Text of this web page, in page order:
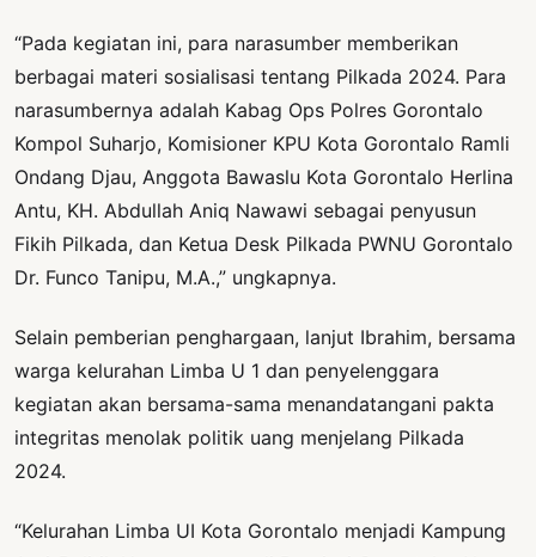
“Pada kegiatan ini, para narasumber memberikan
berbagai materi sosialisasi tentang Pilkada 2024. Para
narasumbernya adalah Kabag Ops Polres Gorontalo
Kompol Suharjo, Komisioner KPU Kota Gorontalo Ramli
Ondang Djau, Anggota Bawaslu Kota Gorontalo Herlina
Antu, KH. Abdullah Aniq Nawawi sebagai penyusun
Fikih Pilkada, dan Ketua Desk Pilkada PWNU Gorontalo
Dr. Funco Tanipu, M.A.,” ungkapnya.
Selain pemberian penghargaan, lanjut Ibrahim, bersama
warga kelurahan Limba U 1 dan penyelenggara
kegiatan akan bersama-sama menandatangani pakta
integritas menolak politik uang menjelang Pilkada
2024.
“Kelurahan Limba UI Kota Gorontalo menjadi Kampung